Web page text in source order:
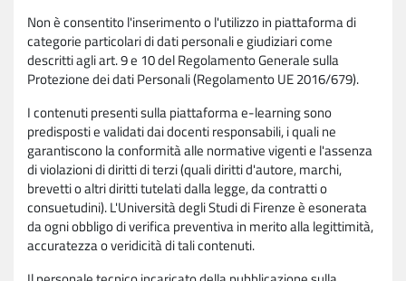
Non è consentito l'inserimento o l'utilizzo in piattaforma di
categorie particolari di dati personali e giudiziari come
descritti agli art. 9 e 10 del Regolamento Generale sulla
Protezione dei dati Personali (Regolamento UE 2016/679).
I contenuti presenti sulla piattaforma e-learning sono
predisposti e validati dai docenti responsabili, i quali ne
garantiscono la conformità alle normative vigenti e l'assenza
di violazioni di diritti di terzi (quali diritti d'autore, marchi,
brevetti o altri diritti tutelati dalla legge, da contratti o
consuetudini). L'Università degli Studi di Firenze è esonerata
da ogni obbligo di verifica preventiva in merito alla legittimità,
accuratezza o veridicità di tali contenuti.